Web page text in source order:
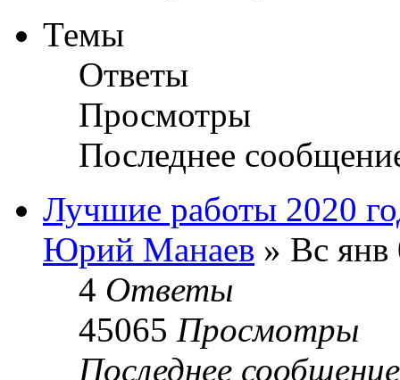
Темы
Ответы
Просмотры
Последнее
Лучшие работы 2020
Юрий Манаев » Вс янв
4 Ответы
45065 Просмотры
Последнее